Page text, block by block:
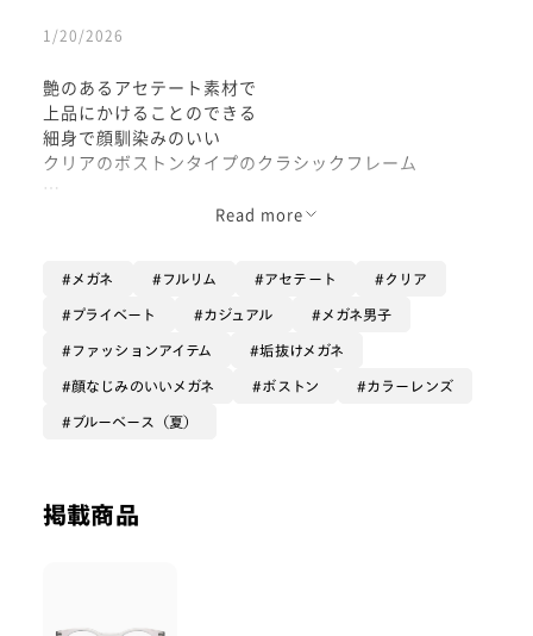
1/20/2026
艶のあるアセテート素材で
上品にかけることのできる
細身で顔馴染みのいい
クリアのボストンタイプのクラシックフレーム
普通のフレームでは少し物足りない
着用カラー:ミディアムココア
Read more
メガネ フルリム アセテート クリア
プライベート カジュアル メガネ男子
ファッションアイテム 垢抜けメガネ
顔なじみのいいメガネ ボストン カラーレンズ
ブルーベース（夏）
掲載商品